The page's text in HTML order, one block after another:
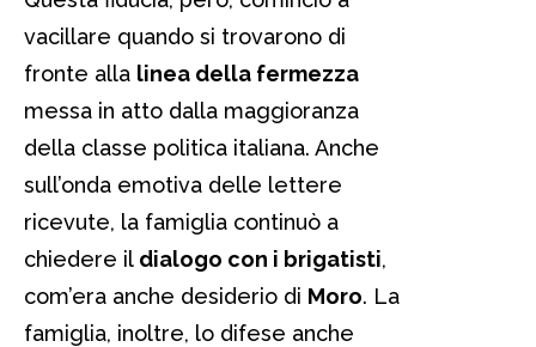
vacillare quando si trovarono di
fronte alla linea della fermezza
messa in atto dalla maggioranza
della classe politica italiana. Anche
sull’onda emotiva delle lettere
ricevute, la famiglia continuò a
chiedere il dialogo con i brigatisti,
com’era anche desiderio di Moro. La
famiglia, inoltre, lo difese anche